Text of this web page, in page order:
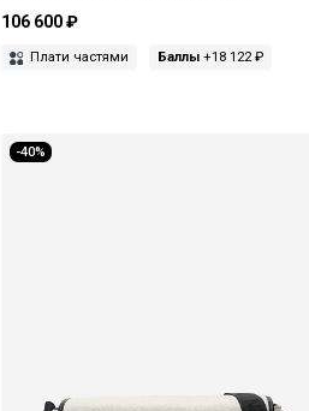
106 600 ₽
Плати частями Баллы +18 122 ₽
-40%